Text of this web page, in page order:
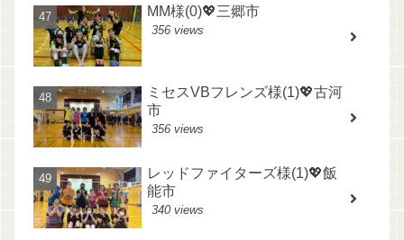
MM様(0)💖三郷市
356 views
ミセスVBフレンズ様(1)💖古河
市
356 views
レッドファイターズ様(1)💖飯
能市
340 views